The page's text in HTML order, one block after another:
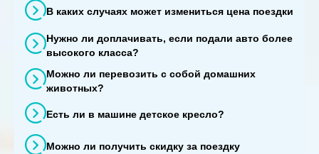
В каких случаях может измениться цена поездки
Нужно ли доплачивать, если подали авто более
высокого класса?
Можно ли перевозить с собой домашних
животных?
Есть ли в машине детское кресло?
Можно ли получить скидку за поездку